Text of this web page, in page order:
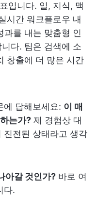
입니다. 일, 지식, 맥
시간 워크플로우 내
과를 내는 맞춤형 인
다. 팀은 검색에 소
창출에 더 많은 시간
에 답해보세요: 이 매
는가? 제 경험상 대
진전된 상태라고 생각
아갈 것인가? 바로 여
다.